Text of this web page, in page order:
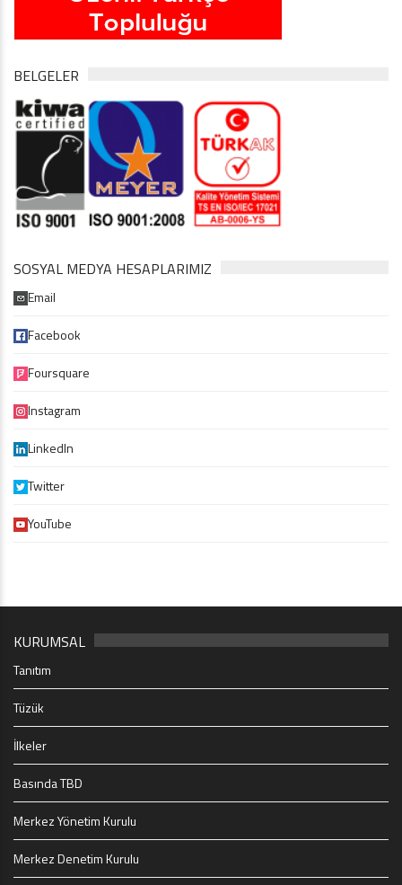
BELGELER
SOSYAL MEDYA HESAPLARIMIZ
Email
Facebook
Foursquare
Instagram
LinkedIn
Twitter
YouTube
KURUMSAL
Tanıtım
Tüzük
İlkeler
Basında TBD
Merkez Yönetim Kurulu
Merkez Denetim Kurulu